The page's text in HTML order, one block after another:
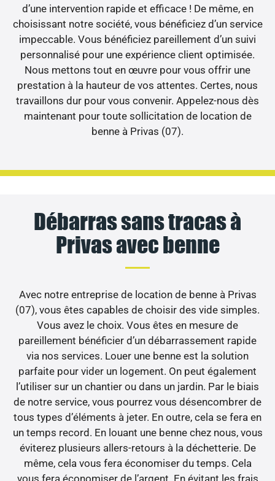
d’une intervention rapide et efficace ! De même, en
choisissant notre société, vous bénéficiez d’un service
impeccable. Vous bénéficiez pareillement d’un suivi
personnalisé pour une expérience client optimisée.
Nous mettons tout en œuvre pour vous offrir une
prestation à la hauteur de vos attentes. Certes, nous
travaillons dur pour vous convenir. Appelez-nous dès
maintenant pour toute sollicitation de location de
benne à Privas (07).
Débarras sans tracas à
Privas avec benne
Avec notre entreprise de location de benne à Privas
(07), vous êtes capables de choisir des vide simples.
Vous avez le choix. Vous êtes en mesure de
pareillement bénéficier d’un débarrassement rapide
via nos services. Louer une benne est la solution
parfaite pour vider un logement. On peut également
l’utiliser sur un chantier ou dans un jardin. Par le biais
de notre service, vous pourrez vous désencombrer de
tous types d’éléments à jeter. En outre, cela se fera en
un temps record. En louant une benne chez nous, vous
éviterez plusieurs allers-retours à la déchetterie. De
même, cela vous fera économiser du temps. Cela